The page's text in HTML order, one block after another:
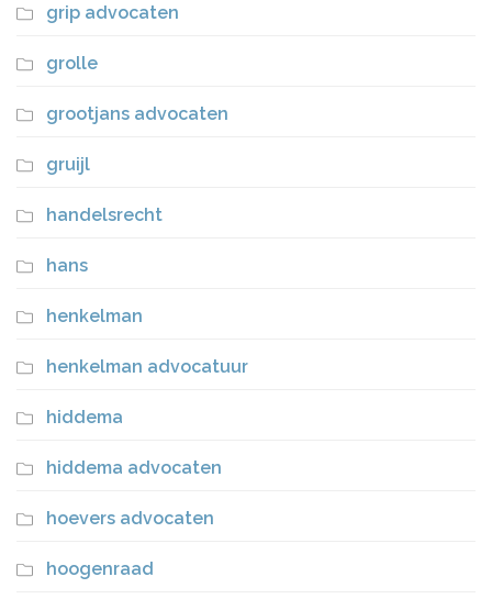
grip advocaten
grolle
grootjans advocaten
gruijl
handelsrecht
hans
henkelman
henkelman advocatuur
hiddema
hiddema advocaten
hoevers advocaten
hoogenraad